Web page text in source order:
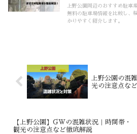
上野公園周辺のおすすめ駐車
無料の駐車場情報を比較し、
かりやすく紹介します。
上野公園の混
光の注意点な
【上野公園】GWの混雑状況｜時間帯・
観光の注意点など徹底解説